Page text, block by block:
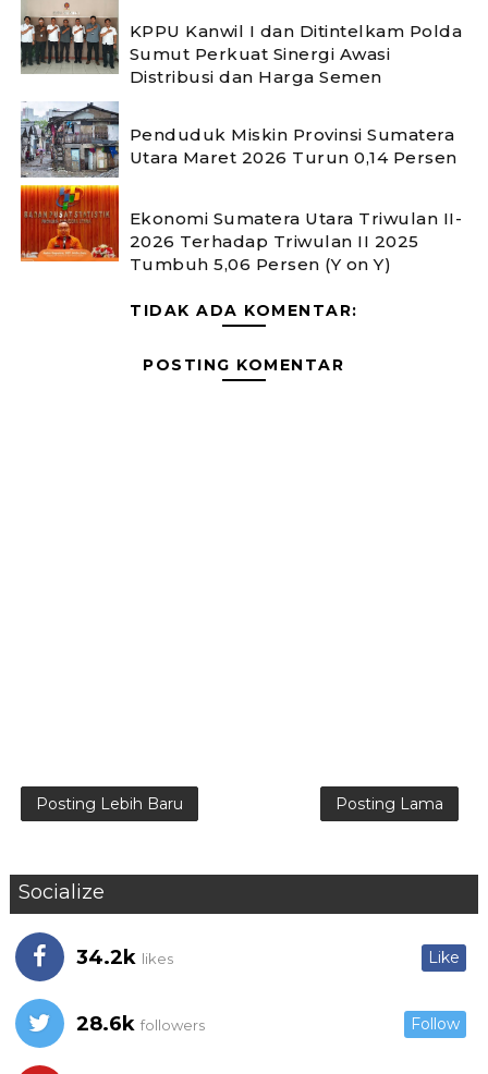
KPPU Kanwil I dan Ditintelkam Polda
Sumut Perkuat Sinergi Awasi
Distribusi dan Harga Semen
Penduduk Miskin Provinsi Sumatera
Utara Maret 2026 Turun 0,14 Persen
Ekonomi Sumatera Utara Triwulan II-
2026 Terhadap Triwulan II 2025
Tumbuh 5,06 Persen (Y on Y)
TIDAK ADA KOMENTAR:
POSTING KOMENTAR
Posting Lebih Baru Posting Lama
Socialize
34.2k likes Like
28.6k followers Follow